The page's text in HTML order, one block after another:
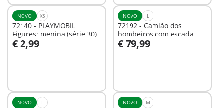
NOVO XS
72140 - PLAYMOBIL
Figures: menina (série 30)
€ 2,99
Ao carrinho
NOVO L
72192 - Camião dos
bombeiros com escada
€ 79,99
NOVO L NOVO M